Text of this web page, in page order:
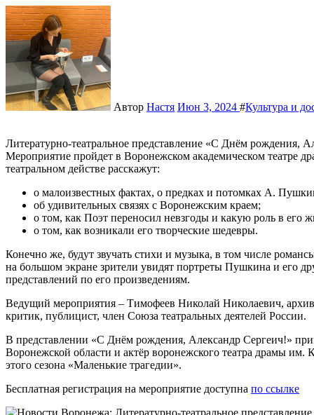
Автор Настя Июн 3, 2024 #Культура и
Литературно-театральное представление «С Днём рождения, Александр Сергеич!» состоится 7 июня в 18:00.
Мероприятие пройдет в Воронежском академическом театре
театральном действе расскажут:
о малоизвестных фактах, о предках и потомках А.
об удивительных связях с Воронежским краем;
о том, как Поэт переносил невзгоды и какую роль в его
о том, как возникали его творческие шедевры.
Конечно же, будут звучать стихи и музыка, в том числе
на большом экране зрители увидят портреты Пушкина и его
представлений по его произведениям.
Ведущий мероприятия – Тимофеев Николай Николаевич,
критик, публицист, член Союза театральных деятелей России.
В представлении «С Днём рождения, Александр Сергеич!»
Воронежской области и актёр воронежского театра драмы им.
этого сезона «Маленькие трагедии».
Бесплатная регистрация на мероприятие доступна по ссылке